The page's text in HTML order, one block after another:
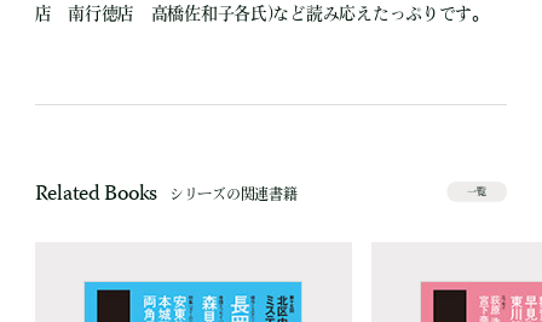
店 南行徳店 高橋佐和子各氏)など読み応えたっぷりです。
Related Books シリーズの関連書籍 一覧